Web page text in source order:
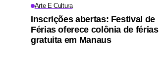
Arte E Cultura
Inscrições abertas: Festival de
Férias oferece colônia de férias
gratuita em Manaus